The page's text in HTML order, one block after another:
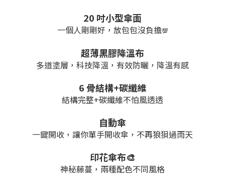
20 吋小型傘面
一個人剛剛好，放包包沒負擔💯
超薄黑膠降溫布
多道塗層，科技降溫，有效防曬，降溫有感
6 骨結構+碳纖維
結構完整+碳纖維不怕風透透
自動傘
一鍵開收，讓你單手開收傘，不再狼狽過雨天
印花傘布🎨
神秘藤蔓，兩種配色不同風格